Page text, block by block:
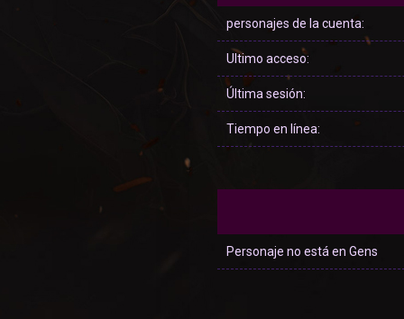
personajes de la cuenta:
Ultimo acceso:
Última sesión:
Tiempo en línea:
Personaje no está en Gens